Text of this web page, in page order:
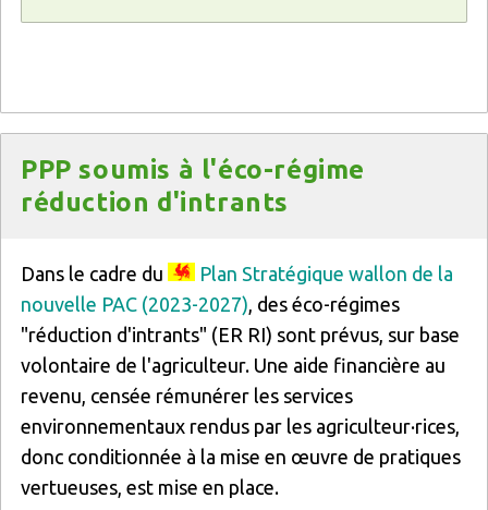
PPP soumis à l'éco-régime
réduction d'intrants
Dans le cadre du
Plan Stratégique wallon de la
nouvelle PAC (2023-2027), des éco-régimes
"réduction d'intrants" (ER RI) sont prévus, sur base
volontaire de l'agriculteur. Une aide financière au
revenu, censée rémunérer les services
environnementaux rendus par les agriculteur·rices,
donc conditionnée à la mise en œuvre de pratiques
vertueuses, est mise en place.